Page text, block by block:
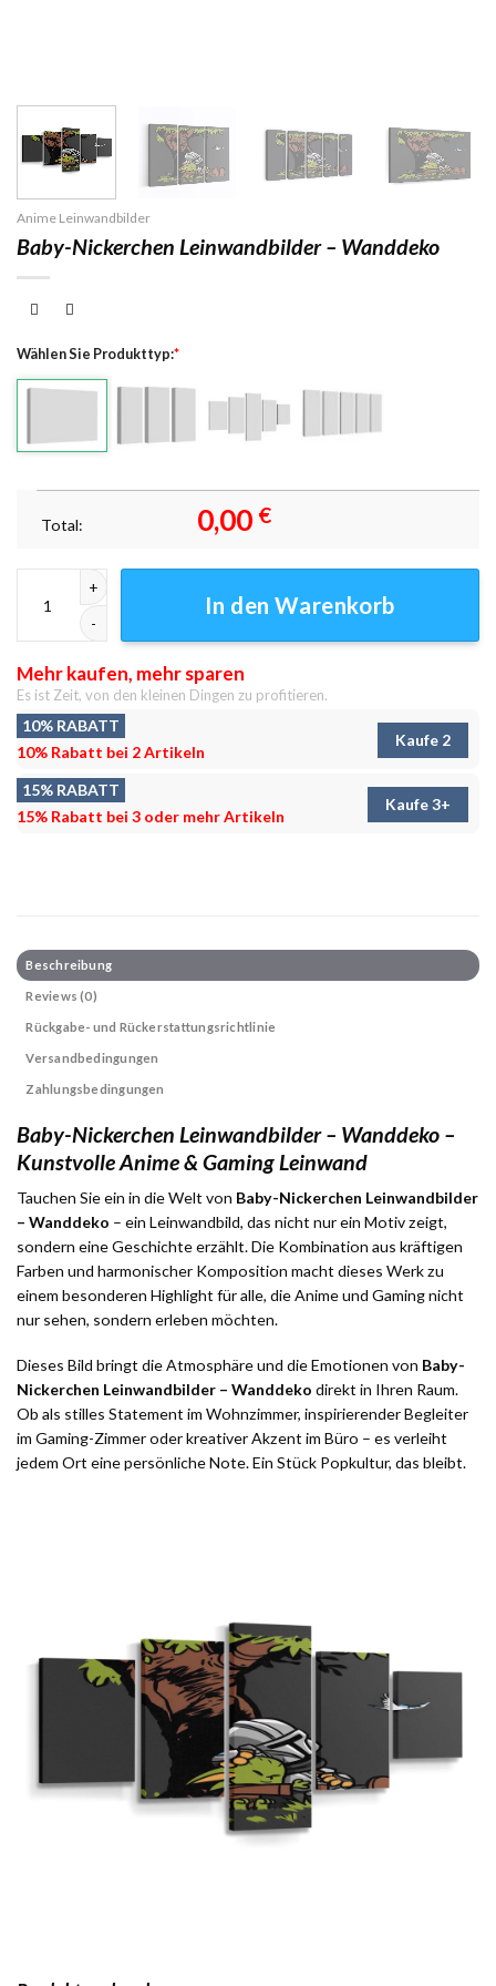
Anime Leinwandbilder
Baby-Nickerchen Leinwandbilder – Wanddeko
Wählen Sie Produkttyp:*
Total: 0,00 €
In den Warenkorb
Mehr kaufen, mehr sparen
Es ist Zeit, von den kleinen Dingen zu profitieren.
10% RABATT
10% Rabatt bei 2 Artikeln
Kaufe 2
15% RABATT
15% Rabatt bei 3 oder mehr Artikeln
Kaufe 3+
Beschreibung
Reviews (0)
Rückgabe- und Rückerstattungsrichtlinie
Versandbedingungen
Zahlungsbedingungen
Baby-Nickerchen Leinwandbilder – Wanddeko –
Kunstvolle Anime & Gaming Leinwand
Tauchen Sie ein in die Welt von Baby-Nickerchen Leinwandbilder
– Wanddeko – ein Leinwandbild, das nicht nur ein Motiv zeigt,
sondern eine Geschichte erzählt. Die Kombination aus kräftigen
Farben und harmonischer Komposition macht dieses Werk zu
einem besonderen Highlight für alle, die Anime und Gaming nicht
nur sehen, sondern erleben möchten.
Dieses Bild bringt die Atmosphäre und die Emotionen von Baby-
Nickerchen Leinwandbilder – Wanddeko direkt in Ihren Raum.
Ob als stilles Statement im Wohnzimmer, inspirierender Begleiter
im Gaming-Zimmer oder kreativer Akzent im Büro – es verleiht
jedem Ort eine persönliche Note. Ein Stück Popkultur, das bleibt.